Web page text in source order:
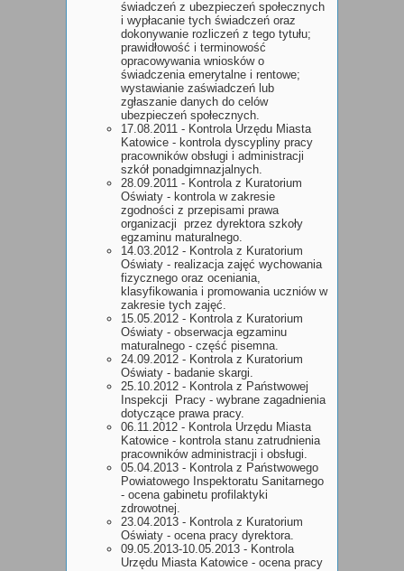
świadczeń z ubezpieczeń społecznych
i wypłacanie tych świadczeń oraz
dokonywanie rozliczeń z tego tytułu;
prawidłowość i terminowość
opracowywania wniosków o
świadczenia emerytalne i rentowe;
wystawianie zaświadczeń lub
zgłaszanie danych do celów
ubezpieczeń społecznych.
17.08.2011 - Kontrola Urzędu Miasta
Katowice - kontrola dyscypliny pracy
pracowników obsługi i administracji
szkół ponadgimnazjalnych.
28.09.2011 - Kontrola z Kuratorium
Oświaty - kontrola w zakresie
zgodności z przepisami prawa
organizacji przez dyrektora szkoły
egzaminu maturalnego.
14.03.2012 - Kontrola z Kuratorium
Oświaty - realizacja zajęć wychowania
fizycznego oraz oceniania,
klasyfikowania i promowania uczniów w
zakresie tych zajęć.
15.05.2012 - Kontrola z Kuratorium
Oświaty - obserwacja egzaminu
maturalnego - część pisemna.
24.09.2012 - Kontrola z Kuratorium
Oświaty - badanie skargi.
25.10.2012 - Kontrola z Państwowej
Inspekcji Pracy - wybrane zagadnienia
dotyczące prawa pracy.
06.11.2012 - Kontrola Urzędu Miasta
Katowice - kontrola stanu zatrudnienia
pracowników administracji i obsługi.
05.04.2013 - Kontrola z Państwowego
Powiatowego Inspektoratu Sanitarnego
- ocena gabinetu profilaktyki
zdrowotnej.
23.04.2013 - Kontrola z Kuratorium
Oświaty - ocena pracy dyrektora.
09.05.2013-10.05.2013 - Kontrola
Urzędu Miasta Katowice - ocena pracy